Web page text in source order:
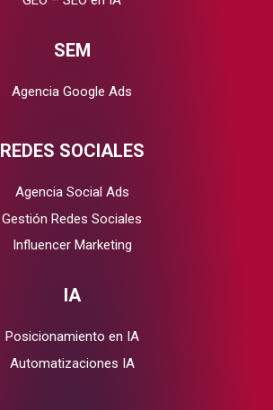
SEM
Agencia Google Ads
REDES SOCIALES
Agencia Social Ads
Gestión Redes Sociales
Influencer Marketing
IA
Posicionamiento en IA
Automatizaciones IA